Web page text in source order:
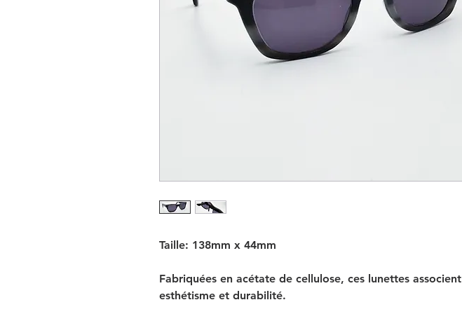
Taille: 138mm x 44mm
Fabriquées en acétate de cellulose, ces lunettes associent
esthétisme et durabilité.